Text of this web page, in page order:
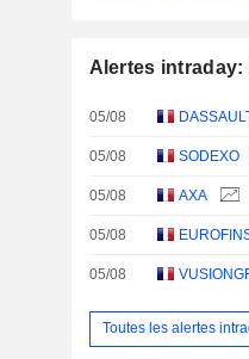
Alertes intraday:
05/08
05/08 SODEXO
05/08 AXA
05/08
05/08
Toutes les alertes